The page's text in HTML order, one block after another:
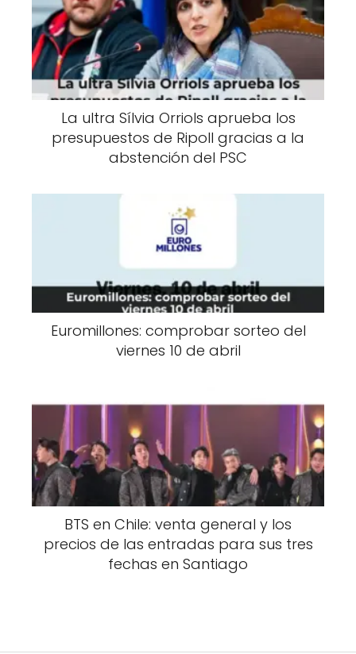
La ultra Sílvia Orriols aprueba los
presupuestos de Ripoll gracias a la
abstención del PSC
Euromillones: comprobar sorteo del
viernes 10 de abril
BTS en Chile: venta general y los
precios de las entradas para sus tres
fechas en Santiago